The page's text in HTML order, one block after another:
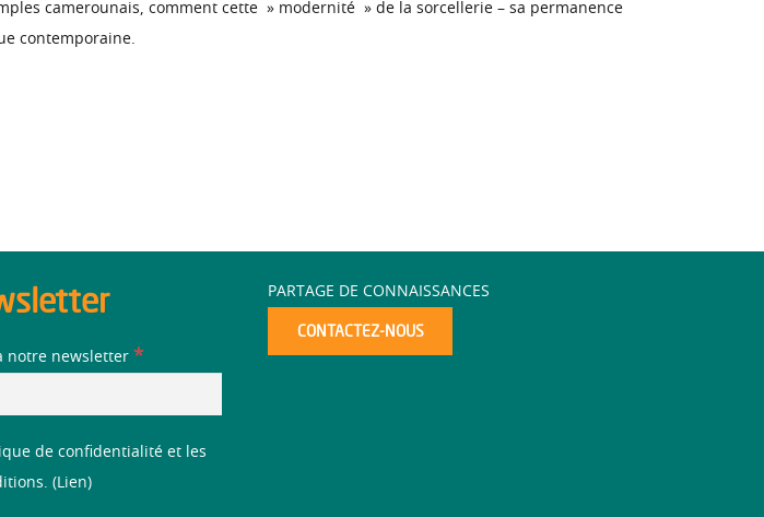
camerounais, comment cette » modernité » de la sorcellerie – sa permanence
contemporaine.
notre newsletter *
de confidentialité et les
( Lien)
PARTAGE DE CONNAISSANCES
CONTACTEZ-NOUS